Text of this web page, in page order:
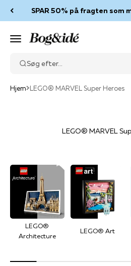
SPAR 50% på fragten som
Menu Bog & idé
Søg efter...
Hjem LEGO® MARVEL Super Heroes
LEGO® MARVEL
LEGO®
Architecture
LEGO® Art